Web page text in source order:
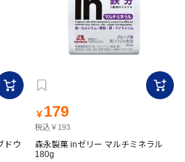
ドウ
￥ 179
税込￥193
森永製菓 inゼリー マルチミネラル
180g